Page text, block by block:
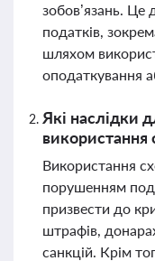
зобов’язань. Це
податків,
шляхом
оподаткування
Які наслідки
Використання
порушенням
призвести до
штрафів,
санкцій. Крім